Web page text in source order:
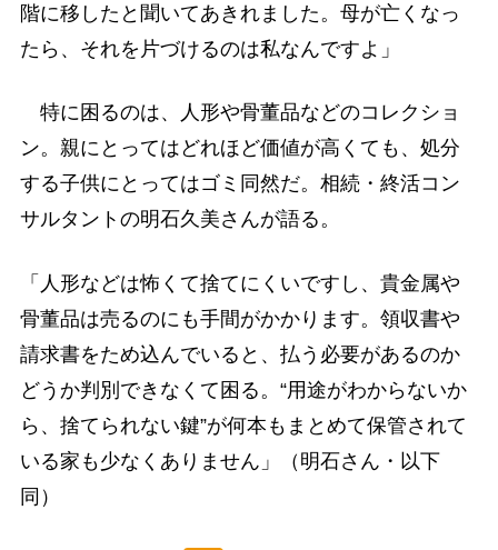
階に移したと聞いてあきれました。母が亡くなっ
たら、それを片づけるのは私なんですよ」
特に困るのは、人形や骨董品などのコレクショ
ン。親にとってはどれほど価値が高くても、処分
する子供にとってはゴミ同然だ。相続・終活コン
サルタントの明石久美さんが語る。
「人形などは怖くて捨てにくいですし、貴金属や
骨董品は売るのにも手間がかかります。領収書や
請求書をため込んでいると、払う必要があるのか
どうか判別できなくて困る。“用途がわからないか
ら、捨てられない鍵”が何本もまとめて保管されて
いる家も少なくありません」（明石さん・以下
同）